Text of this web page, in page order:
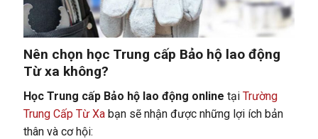
Nên chọn học Trung cấp Bảo hộ lao động
Từ xa không?
Học Trung cấp Bảo hộ lao động online tại Trường
Trung Cấp Từ Xabạn sẽ nhận được những lợi ích bản
thân và cơ hội: